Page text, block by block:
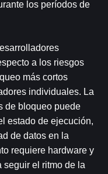
los períodos de
a los riesgos
más cortos
individuales. La
de bloqueo puede
estado de ejecución,
de datos en la
requiere hardware y
seguir el ritmo de la